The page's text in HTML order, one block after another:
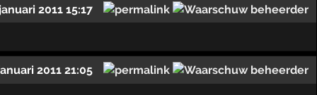
2011 15:17
2011 21:05